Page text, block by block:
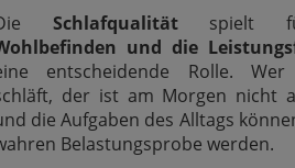
Schlafqualitätspielt
und die
entscheidende Rolle. Wer
der ist am Morgen nicht
die Aufgaben des Alltags
Belastungsprobe werden.